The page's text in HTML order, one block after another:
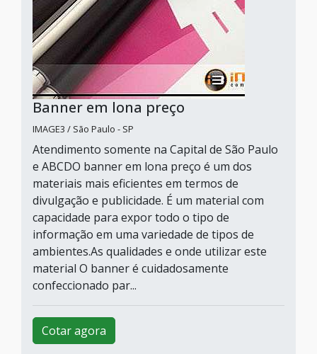
Banner em lona preço
IMAGE3 / São Paulo - SP
Atendimento somente na Capital de São Paulo
e ABCDO banner em lona preço é um dos
materiais mais eficientes em termos de
divulgação e publicidade. É um material com
capacidade para expor todo o tipo de
informação em uma variedade de tipos de
ambientes.As qualidades e onde utilizar este
material O banner é cuidadosamente
confeccionado par...
Cotar agora